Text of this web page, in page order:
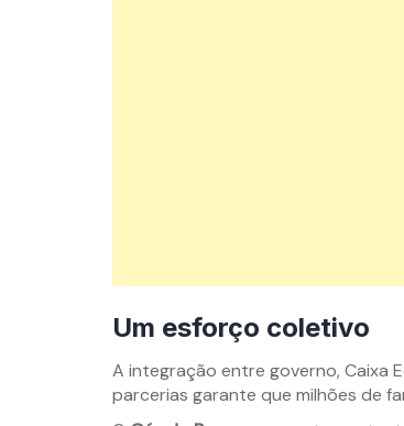
Um esforço coletivo
A integração entre governo, Caixa
parcerias garante que milhões de